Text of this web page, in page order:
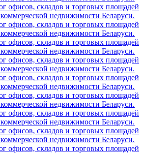
офисов, складов и торговых площадей
недвижимости Беларуси.
офисов, складов и торговых площадей
недвижимости Беларуси.
офисов, складов и торговых площадей
недвижимости Беларуси.
офисов, складов и торговых площадей
недвижимости Беларуси.
офисов, складов и торговых площадей
недвижимости Беларуси.
офисов, складов и торговых площадей
недвижимости Беларуси.
офисов, складов и торговых площадей
недвижимости Беларуси.
офисов, складов и торговых площадей
недвижимости Беларуси.
офисов, складов и торговых площадей